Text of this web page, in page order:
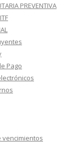
PREVENTIVA
Pago
vencimientos